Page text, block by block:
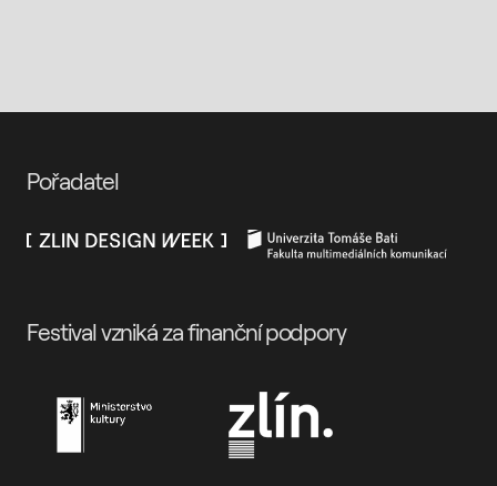
Pořadatel
Festival vzniká za finanční podpory